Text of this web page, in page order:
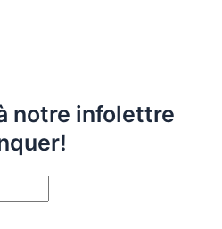
notre infolettre